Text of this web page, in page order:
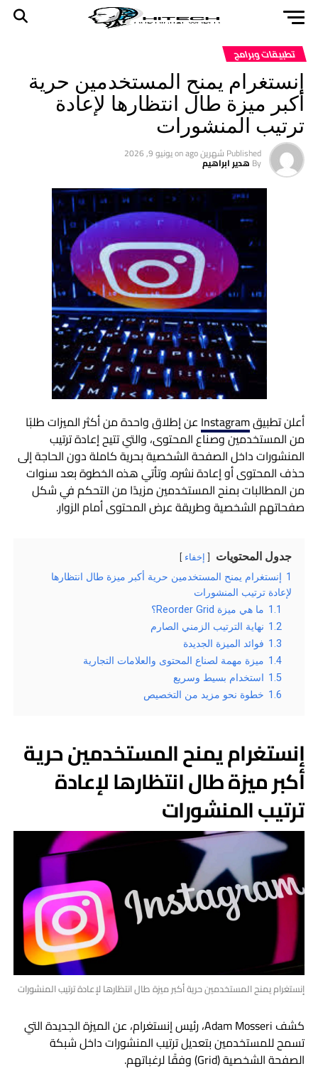
تطبيقات وبرامج
إنستغرام يمنح المستخدمين حرية
أكبر ميزة طال انتظارها لإعادة
ترتيب المنشورات
Published شهرين ago onيونيو 9, 2026
By هدير ابراهيم
أعلن تطبيقInstagramعن إطلاق واحدة من أكثر الميزات طلبًا
من المستخدمين وصناع المحتوى، والتي تتيح إعادة ترتيب
المنشورات داخل الصفحة الشخصية بحرية كاملة دون الحاجة إلى
حذف المحتوى أو إعادة نشره. وتأتي هذه الخطوة بعد سنوات
من المطالبات بمنح المستخدمين مزيدًا من التحكم في شكل
صفحاتهم الشخصية وطريقة عرض المحتوى أمام الزوار.
جدول المحتويات إخفاء
1 إنستغرام يمنح المستخدمين حرية أكبر ميزة طال انتظارها
لإعادة ترتيب المنشورات
1.1 ما هي ميزة Reorder Grid؟
1.2 نهاية الترتيب الزمني الصارم
1.3 فوائد الميزة الجديدة
1.4 ميزة مهمة لصناع المحتوى والعلامات التجارية
1.5 استخدام بسيط وسريع
1.6 خطوة نحو مزيد من التخصيص
إنستغرام يمنح المستخدمين حرية
أكبر ميزة طال انتظارها لإعادة
ترتيب المنشورات
إنستغرام يمنح المستخدمين حرية أكبر ميزة طال انتظارها لإعادة ترتيب المنشورات
كشفAdam Mosseri، رئيس إنستغرام، عن الميزة الجديدة التي
تسمح للمستخدمين بتعديل ترتيب المنشورات داخل شبكة
الصفحة الشخصية (Grid) وفقًا لرغباتهم.